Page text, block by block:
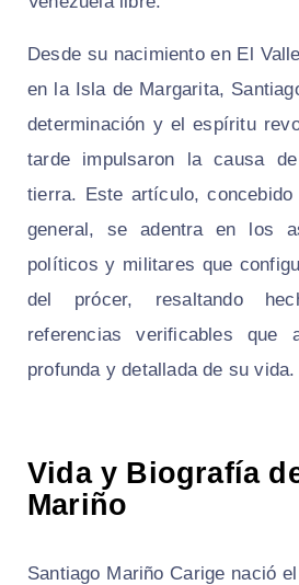
Desde su nacimiento en El
en la Isla de Margarita,
determinación y el espíritu
tarde impulsaron la causa
tierra. Este artículo, concebido
general, se adentra en los
políticos y militares que
del prócer, resaltando
referencias verificables que
profunda y detallada de su vida.
Vida y Biografía
Mariño
Santiago Mariño Carige nació